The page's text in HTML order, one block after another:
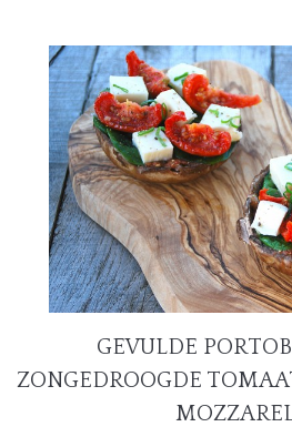
GEVULDE
ZONGEDROOGDE